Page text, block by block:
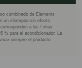
combinado de Elements
un shampoo sin efecto
a las fichas
% para el acondicionador. La
siempre el producto